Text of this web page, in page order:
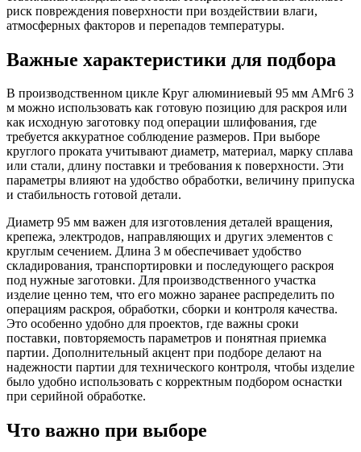
риск повреждения поверхности при воздействии влаги,
атмосферных факторов и перепадов температуры.
Важные характеристики для подбора
В производственном цикле Круг алюминиевый 95 мм АМг6 3
м можно использовать как готовую позицию для раскроя или
как исходную заготовку под операции шлифования, где
требуется аккуратное соблюдение размеров. При выборе
круглого проката учитывают диаметр, материал, марку сплава
или стали, длину поставки и требования к поверхности. Эти
параметры влияют на удобство обработки, величину припуска
и стабильность готовой детали.
Диаметр 95 мм важен для изготовления деталей вращения,
крепежа, электродов, направляющих и других элементов с
круглым сечением. Длина 3 м обеспечивает удобство
складирования, транспортировки и последующего раскроя
под нужные заготовки. Для производственного участка
изделие ценно тем, что его можно заранее распределить по
операциям раскроя, обработки, сборки и контроля качества.
Это особенно удобно для проектов, где важны сроки
поставки, повторяемость параметров и понятная приемка
партии. Дополнительный акцент при подборе делают на
надежности партии для технического контроля, чтобы изделие
было удобно использовать с корректным подбором оснастки
при серийной обработке.
Что важно при выборе